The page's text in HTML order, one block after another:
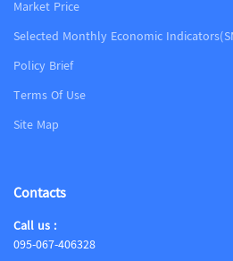
Market Price
Selected Monthly Economic
Policy Brief
Terms Of Use
Site Map
Contacts
Call us :
095-067-406328